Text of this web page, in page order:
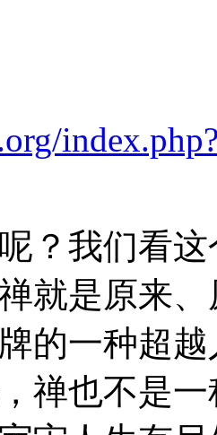
？我们看
就是原来
的一种超
禅也不是